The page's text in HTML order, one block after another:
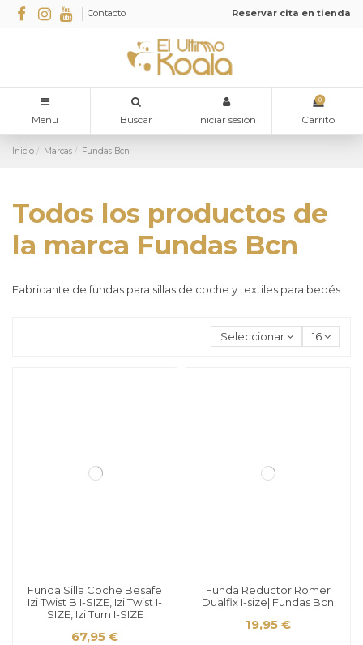
Contacto Reservar cita en tienda
Menu Buscar Iniciar sesión
0
Carrito
Inicio Marcas Fundas Bcn
Todos los productos de
la marca Fundas Bcn
Fabricante de fundas para sillas de coche y textiles para bebés.
Seleccionar 16
Funda Silla Coche Besafe
Izi Twist B I-SIZE, Izi Twist I-
SIZE, Izi Turn I-SIZE
67,95 €
Funda Reductor Romer
Dualfix I-size| Fundas Bcn
19,95 €